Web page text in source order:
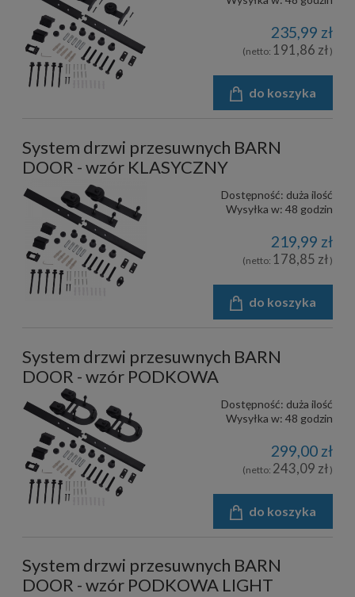
235,99 zł
(netto: 191,86 zł)
do koszyka
System drzwi przesuwnych BARN
DOOR - wzór KLASYCZNY
Dostępność: duża ilość
Wysyłka w: 48 godzin
219,99 zł
(netto: 178,85 zł)
do koszyka
System drzwi przesuwnych BARN
DOOR - wzór PODKOWA
Dostępność: duża ilość
Wysyłka w: 48 godzin
299,00 zł
(netto: 243,09 zł)
do koszyka
System drzwi przesuwnych BARN
DOOR - wzór PODKOWA LIGHT